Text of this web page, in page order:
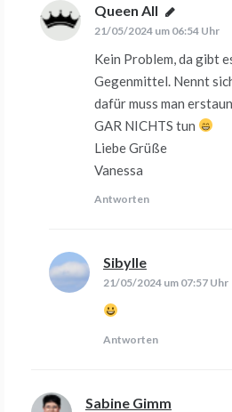
Queen All sagt:
21/05/2024 um 06:54 Uhr
Kein Problem, da gibt
Gegenmittel. Nennt
dafür muss man
GAR NICHTS tun
Liebe Grüße
Vanessa
Antworten
Sibylle
21/05/2024 um 07:57 Uhr
Antworten
Sabine Gimm